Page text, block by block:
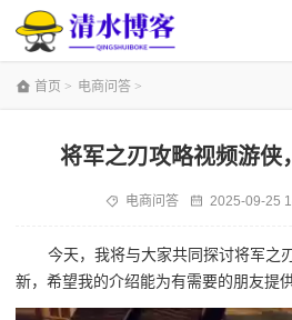
首页 > 电商问答 >
将军之刃攻略视频游侠
电商问答 2025-09-25
今天，我将与大家共同探讨将军之
新，希望我的介绍能为有需要的朋友提